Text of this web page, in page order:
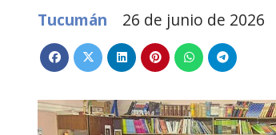
Tucumán
26 de junio de 2026